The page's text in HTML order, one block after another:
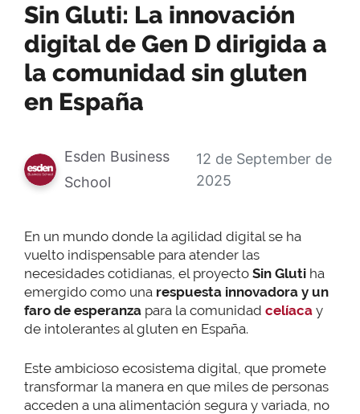
Sin Gluti: La innovación
digital de Gen D dirigida a
la comunidad sin gluten
en España
Esden Business
School
12 de September de
2025
En un mundo donde la agilidad digital se ha
vuelto indispensable para atender las
necesidades cotidianas, el proyecto Sin Gluti ha
emergido como una respuesta innovadora y un
faro de esperanza para la comunidad celíaca y
de intolerantes al gluten en España.
Este ambicioso ecosistema digital, que promete
transformar la manera en que miles de personas
acceden a una alimentación segura y variada, no